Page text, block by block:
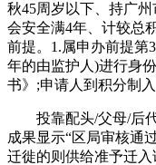
秋45周岁以下、持广
会安全满4年、计较总
前提。1.属申办前提第
年的由监护人)进行身
书》;申请人到积分制
投靠配头/父母/后代
成果显示“区局审核通
迁徙的则供给准予迁